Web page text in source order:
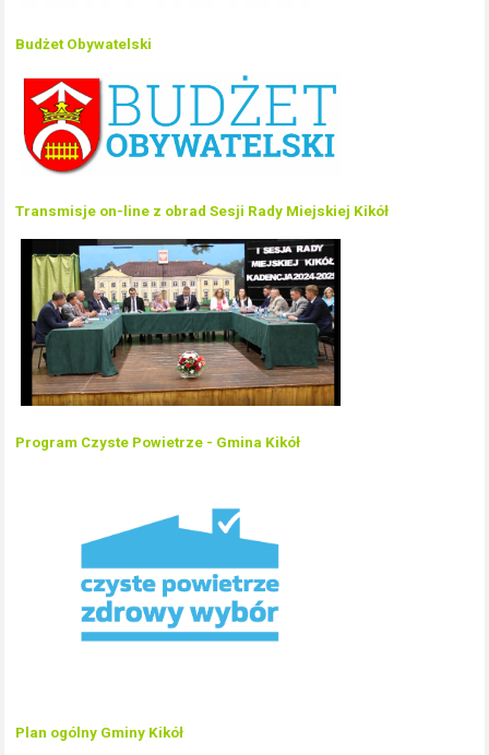
Budżet Obywatelski
Transmisje on-line z obrad Sesji Rady Miejskiej Kikół
Program Czyste Powietrze - Gmina Kikół
Plan ogólny Gminy Kikół